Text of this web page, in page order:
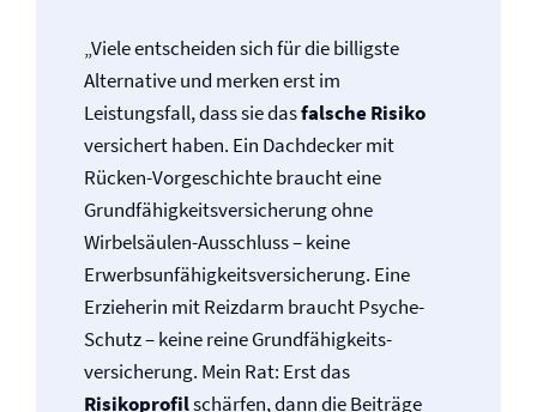
„Viele entscheiden sich für die billigste
Alternative und merken erst im
Leistungsfall, dass sie dasfalsche Risiko
versichert haben. Ein Dachdecker mit
Rücken-Vorgeschichte braucht eine
Grundfähigkeits­versicherung ohne
Wirbelsäulen-Ausschluss – keine
Erwerbsunfähigkeits­versicherung. Eine
Erzieherin mit Reizdarm braucht Psyche-
Schutz – keine reine Grundfähigkeits­
versicherung. Mein Rat: Erst das
Risikoprofilschärfen, dann die Beiträge